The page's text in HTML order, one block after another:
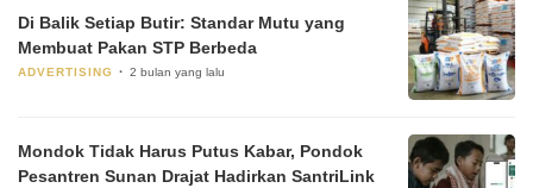
Di Balik Setiap Butir: Standar Mutu yang
Membuat Pakan STP Berbeda
ADVERTISING 2 bulan yang lalu
Mondok Tidak Harus Putus Kabar, Pondok
Pesantren Sunan Drajat Hadirkan SantriLink